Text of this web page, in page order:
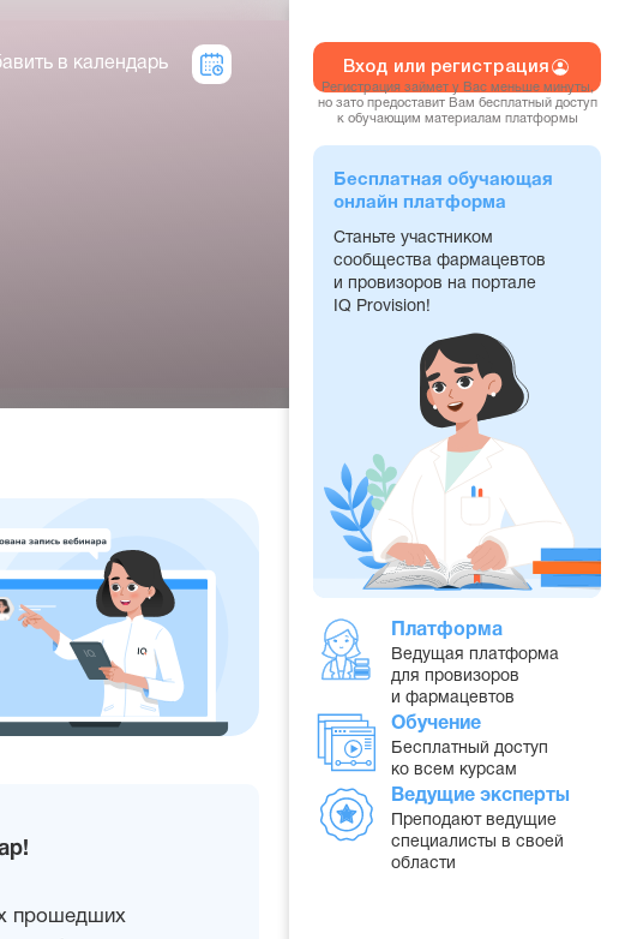
в календарь
прошедших
Вход или регистрация
Регистрация займет у Вас меньше минуты,
но зато предоставит Вам бесплатный доступ
к обучающим материалам платформы
Бесплатная обучающая
онлайн платформа
Станьте участником
сообщества фармацевтов
и провизоров на портале
IQ Provision!
Платформа
Ведущая платформа
для провизоров
и фармацевтов
Обучение
Бесплатный доступ
ко всем курсам
Ведущие эксперты
Преподают ведущие
специалисты в своей
области